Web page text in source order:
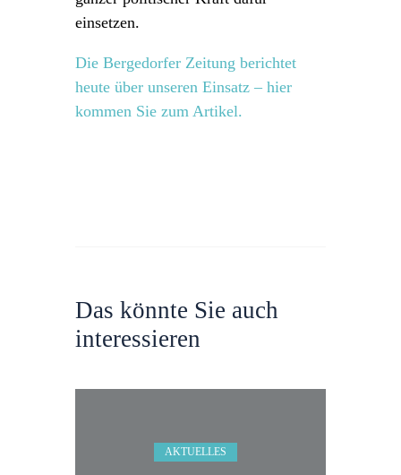
einsetzen.
Die Bergedorfer Zeitung berichtet
heute über unseren Einsatz – hier
kommen Sie zum Artikel.
Das könnte Sie auch
interessieren
AKTUELLES